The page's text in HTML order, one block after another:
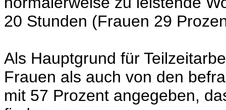
20 Stunden (Frauen 29
Als Hauptgrund für
Frauen als auch von den
mit 57 Prozent angegeben,